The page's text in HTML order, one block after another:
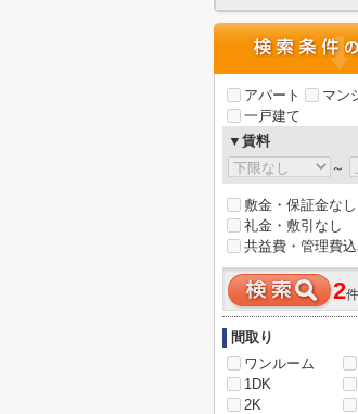
アパート
マン
一戸建て
▼賃料
～
敷金・保証金なし
礼金・敷引なし
共益費・管理費
2
間取り
ワンルーム
1DK
2K